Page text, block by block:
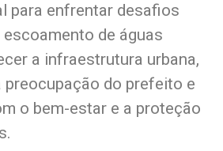
para enfrentar desafios
de águas
a infraestrutura urbana,
preocupação do prefeito e
o bem-estar e a proteção